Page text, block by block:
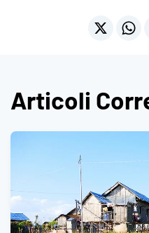
Articoli